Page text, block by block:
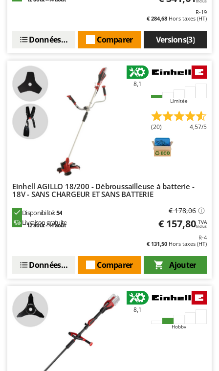
Masterpro
MCH
Michelin
Mille
Minox
Mockmill
More than chef
Mowox
MTD
N
New O.M.R.A.
Novatec
NuAir
NuovaFac
Officine Savioli
R-19
€ 284,68 Hors taxes (HT)
Versions(3)
Comparer
Données techniques
8,1
Limitée
(20) 4,57/5
Einhell AGILLO 18/200 - Débroussailleuse à batterie -
18V - SANS CHARGEUR ET SANS BATTERIE
Disponibilité:54
Livraison gratuite
12 août - 14 août
€ 178,06
€ 157,80 TVA
Inclus
R-4
€ 131,50 Hors taxes (HT)
Ajouter
Comparer
Données techniques
8,1
Hobby